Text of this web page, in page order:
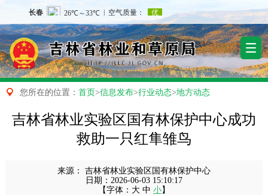
 您所在的位置： 首页>信息发布>行业动态>地方动态
吉林省林业实验区国有林保护中心成功
救助一只红隼雏鸟
来源：
吉林省林业实验区国有林保护中心
日期： 2026-06-03 15:10:17
【字体： 大 中 小】